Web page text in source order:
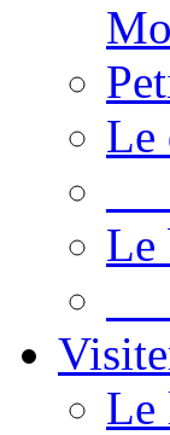
Le
Le
Le